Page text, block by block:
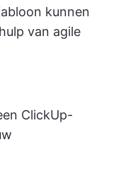
kunnen
van agile
ClickUp-